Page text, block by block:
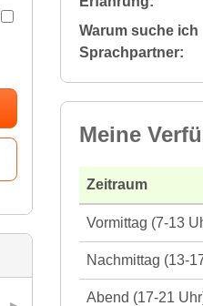
Warum suche ich
Sprachpartner:
Meine
Zeitraum
Vormittag (7-13
Nachmittag (13-
Abend (17-21